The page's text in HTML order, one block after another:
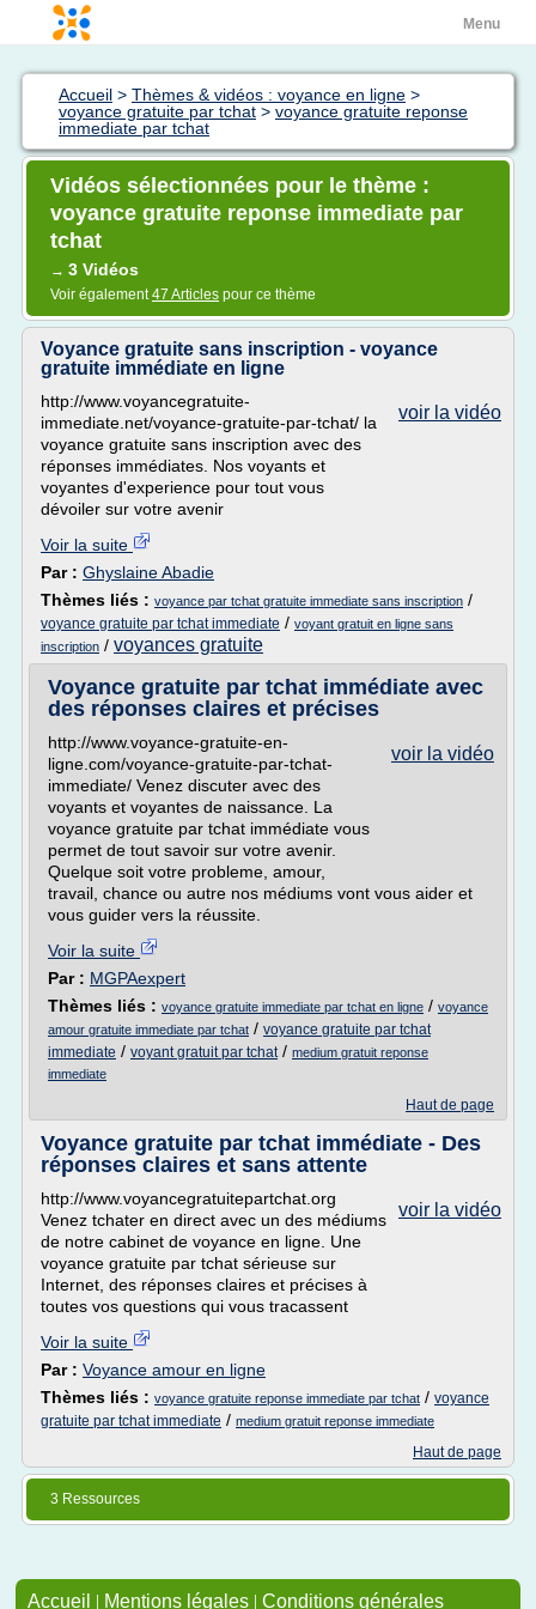
Menu
Accueil > Thèmes & vidéos : voyance en ligne >
voyance gratuite par tchat > voyance gratuite reponse
immediate par tchat
Vidéos sélectionnées pour le thème :
voyance gratuite reponse immediate par
tchat
→ 3 Vidéos
Voir également47 Articles pour ce thème
Voyance gratuite sans inscription - voyance
gratuite immédiate en ligne
voir la vidéo
http://www.voyancegratuite-
immediate.net/voyance-gratuite-par-tchat/ la
voyance gratuite sans inscription avec des
réponses immédiates. Nos voyants et
voyantes d'experience pour tout vous
dévoiler sur votre avenir
Voir la suite
Par : Ghyslaine Abadie
Thèmes liés : voyance par tchat gratuite immediate sans inscription /
voyance gratuite par tchat immediate / voyant gratuit en ligne sans
inscription / voyances gratuite
Voyance gratuite par tchat immédiate avec
des réponses claires et précises
voir la vidéo
http://www.voyance-gratuite-en-
ligne.com/voyance-gratuite-par-tchat-
immediate/ Venez discuter avec des
voyants et voyantes de naissance. La
voyance gratuite par tchat immédiate vous
permet de tout savoir sur votre avenir.
Quelque soit votre probleme, amour,
travail, chance ou autre nos médiums vont vous aider et
vous guider vers la réussite.
Voir la suite
Par : MGPAexpert
Thèmes liés : voyance gratuite immediate par tchat en ligne / voyance
amour gratuite immediate par tchat / voyance gratuite par tchat
immediate / voyant gratuit par tchat/ medium gratuit reponse
immediate
Haut de page
Voyance gratuite par tchat immédiate - Des
réponses claires et sans attente
voir la vidéo
http://www.voyancegratuitepartchat.org
Venez tchater en direct avec un des médiums
de notre cabinet de voyance en ligne. Une
voyance gratuite par tchat sérieuse sur
Internet, des réponses claires et précises à
toutes vos questions qui vous tracassent
Voir la suite
Par : Voyance amour en ligne
Thèmes liés : voyance gratuite reponse immediate par tchat / voyance
gratuite par tchat immediate / medium gratuit reponse immediate
Haut de page
3 Ressources
Accueil | Mentions légales | Conditions générales